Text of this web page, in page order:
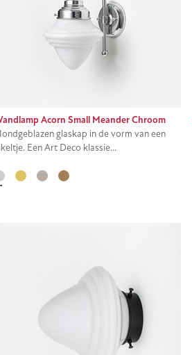
Acorn Small Meander Chroom
glaskap in de vorm van een
Een Art Deco klassie...